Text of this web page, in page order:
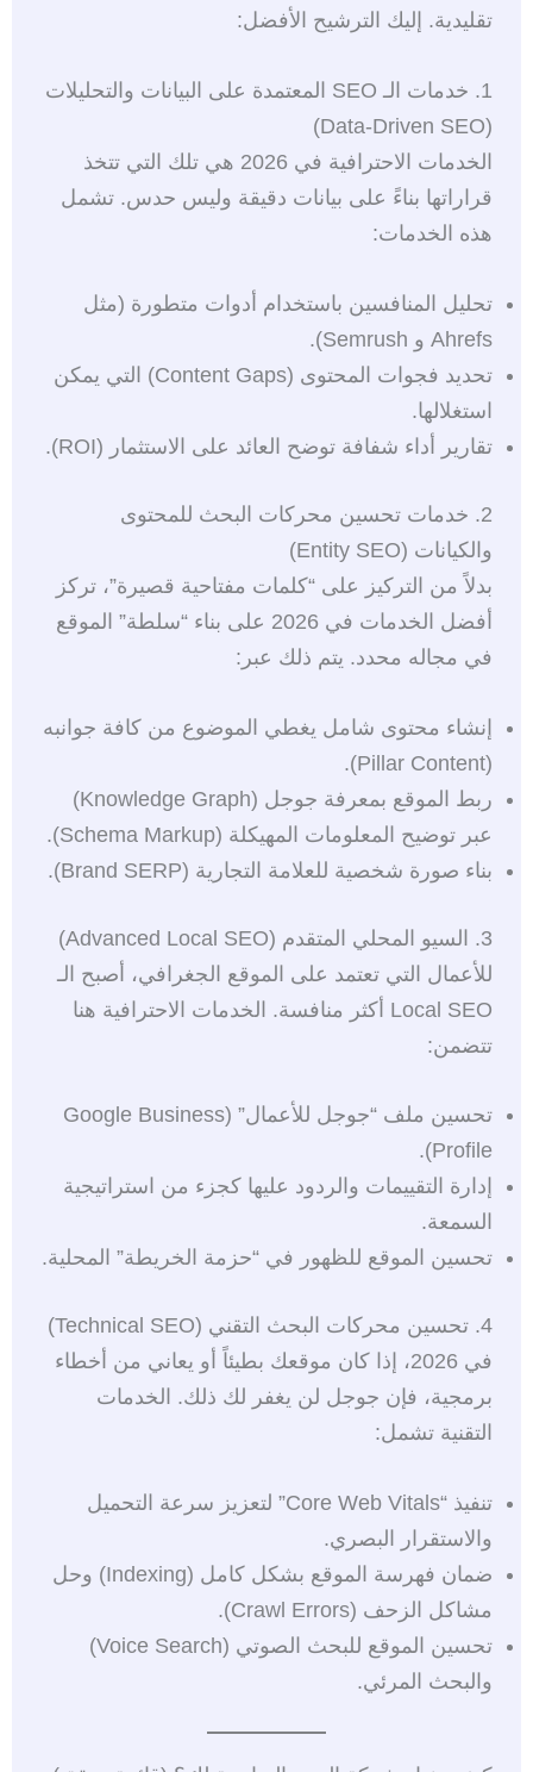
تقليدية. إليك الترشيح الأفضل:
1. خدمات الـ SEO المعتمدة على البيانات والتحليلات
(Data-Driven SEO)
الخدمات الاحترافية في 2026 هي تلك التي تتخذ
قراراتها بناءً على بيانات دقيقة وليس حدس. تشمل
هذه الخدمات:
تحليل المنافسين باستخدام أدوات متطورة (مثل
Ahrefs و Semrush).
تحديد فجوات المحتوى (Content Gaps) التي يمكن
استغلالها.
تقارير أداء شفافة توضح العائد على الاستثمار (ROI).
2. خدمات تحسين محركات البحث للمحتوى
والكيانات (Entity SEO)
بدلاً من التركيز على “كلمات مفتاحية قصيرة”، تركز
أفضل الخدمات في 2026 على بناء “سلطة” الموقع
في مجاله محدد. يتم ذلك عبر:
إنشاء محتوى شامل يغطي الموضوع من كافة جوانبه
(Pillar Content).
ربط الموقع بمعرفة جوجل (Knowledge Graph)
عبر توضيح المعلومات المهيكلة (Schema Markup).
بناء صورة شخصية للعلامة التجارية (Brand SERP).
3. السيو المحلي المتقدم (Advanced Local SEO)
للأعمال التي تعتمد على الموقع الجغرافي، أصبح الـ
Local SEO أكثر منافسة. الخدمات الاحترافية هنا
تتضمن:
تحسين ملف “جوجل للأعمال” (Google Business
Profile).
إدارة التقييمات والردود عليها كجزء من استراتيجية
السمعة.
تحسين الموقع للظهور في “حزمة الخريطة” المحلية.
4. تحسين محركات البحث التقني (Technical SEO)
في 2026، إذا كان موقعك بطيئاً أو يعاني من أخطاء
برمجية، فإن جوجل لن يغفر لك ذلك. الخدمات
التقنية تشمل:
تنفيذ “Core Web Vitals” لتعزيز سرعة التحميل
والاستقرار البصري.
ضمان فهرسة الموقع بشكل كامل (Indexing) وحل
مشاكل الزحف (Crawl Errors).
تحسين الموقع للبحث الصوتي (Voice Search)
والبحث المرئي.